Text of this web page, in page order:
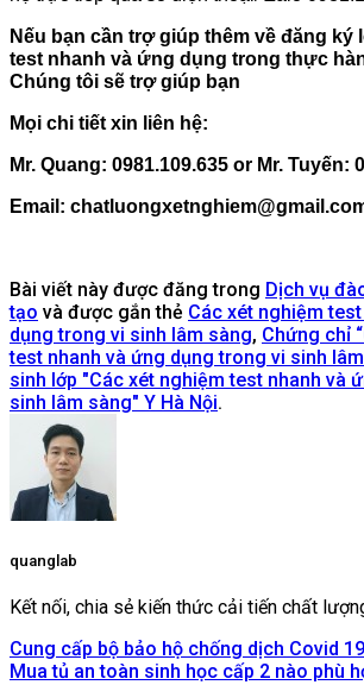
Nếu bạn cần trợ giúp thêm về đăng ký
test nhanh và ứng dụng trong thực
Chúng tôi sẽ trợ giúp bạn
Mọi chi tiết xin liên hệ:
Mr. Quang: 0981.109.635 or Mr. Tuyến:
Email:
Bài viết này được đăng trong Dịch vụ
tạo và được gắn thẻ Các xét nghiệm
dụng trong vi sinh lâm sàng, Chứng chỉ
test nhanh và ứng dụng trong vi sinh
sinh lớp "Các xét nghiệm test nhanh và
sinh lâm sàng" Y Hà Nội.
quanglab
Kết nối, chia sẻ kiến thức cải tiến chất
Cung cấp bộ bảo hộ chống dịch Covid 19
Mua tủ an toàn sinh học cấp 2 nào phù